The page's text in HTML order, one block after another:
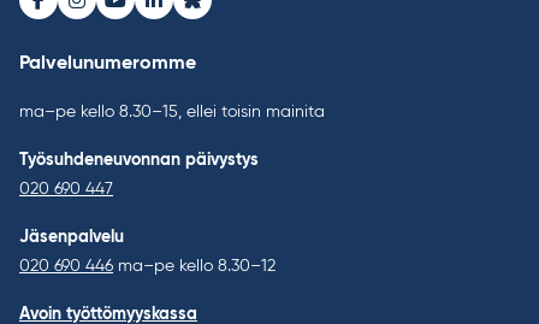
Facebook
Instagram
Youtube
LinkedInBluesky
Palvelunumeromme
ma–pe kello 8.30–15, ellei toisin mainita
Työsuhdeneuvonnan päivystys
020 690 447
Jäsenpalvelu
020 690 446 ma–pe kello 8.30–12
Avoin työttömyyskassa